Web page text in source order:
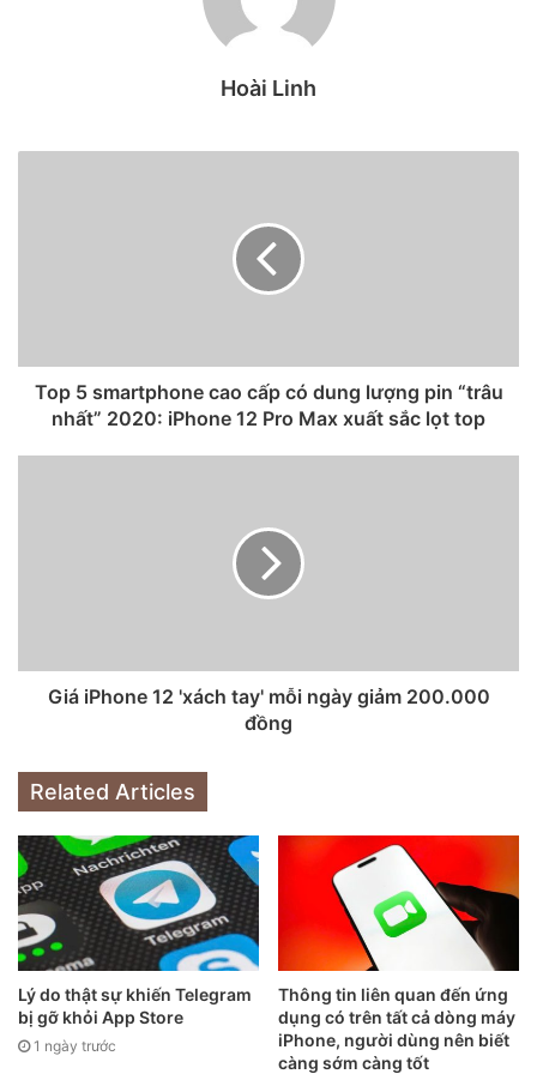
Trong loạt bốn iPhone 12, iPhone 12 Pro Max là mẫu máy
được người Việt quan tâm nhiều nhất. Theo số liệu được
Chính vì sức hút mạnh mẽ, vậy nên iPhone 12 Pro Max gặp
tình trạng thiếu hàng trên toàn quốc, đặc biệt là phiên bản
với dung lượng bộ nhớ cao hay màu sắc với nhu cầu cao
như vàng (gold).
Hoài Linh
Top 5 smartphone cao cấp có dung lượng pin “trâu
nhất” 2020: iPhone 12 Pro Max xuất sắc lọt top
Giá iPhone 12 'xách tay' mỗi ngày giảm 200.000
đồng
Related Articles
Lý do thật sự khiến Telegram
bị gỡ khỏi App Store
1 ngày trước
Thông tin liên quan đến ứng
dụng có trên tất cả dòng máy
iPhone, người dùng nên biết
càng sớm càng tốt